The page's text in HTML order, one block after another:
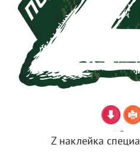
Z наклейка